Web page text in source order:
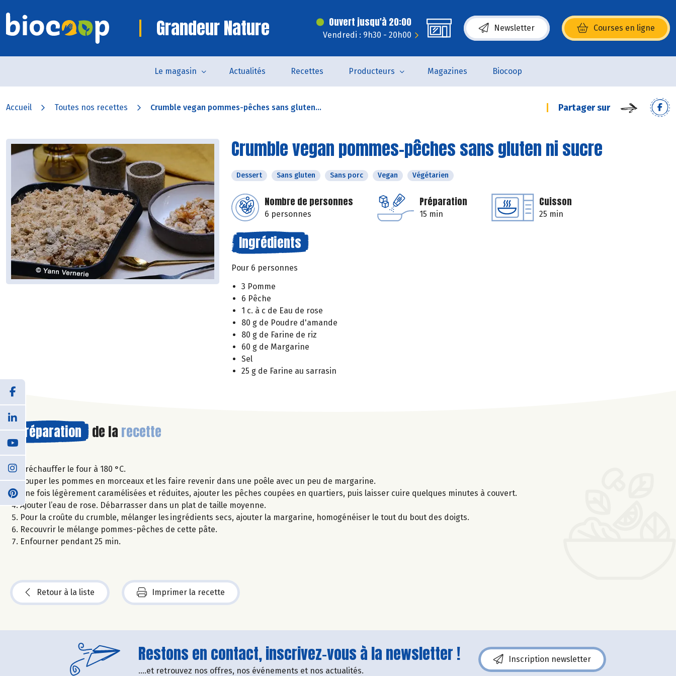
Grandeur Nature Ouvert jusqu'à 20:00
Vendredi : 9h30 - 20h00
Newsletter Courses en ligne
(s’ouvre dans une nouvelle fenêtre)
Le magasin Actualités Recettes Producteurs Magazines Biocoop
Accueil Toutes nos recettes Crumble vegan pommes-pêches sans gluten... Partager sur
Crumble vegan pommes-pêches sans gluten ni sucre
Dessert Sans gluten Sans porc Vegan Végétarien
Nombre de personnes
6 personnes
Préparation
15 min
Cuisson
25 min
Ingrédients
Pour 6 personnes
3 Pomme
6 Pêche
1 c. à c de Eau de rose
80 g de Poudre d'amande
80 g de Farine de riz
60 g de Margarine
Sel
25 g de Farine au sarrasin
Préparation de la recette
Préchauffer le four à 180 °C.
Couper les pommes en morceaux et les faire revenir dans une poêle avec un peu de margarine.
Une fois légèrement caramélisées et réduites, ajouter les pêches coupées en quartiers, puis laisser cuire quelques minutes à couvert.
Ajouter l’eau de rose. Débarrasser dans un plat de taille moyenne.
Pour la croûte du crumble, mélanger les ingrédients secs, ajouter la margarine, homogénéiser le tout du bout des doigts.
Recouvrir le mélange pommes-pêches de cette pâte.
Enfourner pendant 25 min.
Retour à la liste Imprimer la recette
Restons en contact, inscrivez-vous à la newsletter !
....et retrouvez nos offres, nos événements et nos actualités.
Inscription newsletter